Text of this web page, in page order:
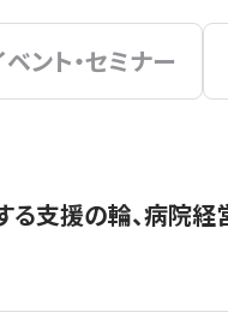
ベント・セミナー
る支援の輪、病院